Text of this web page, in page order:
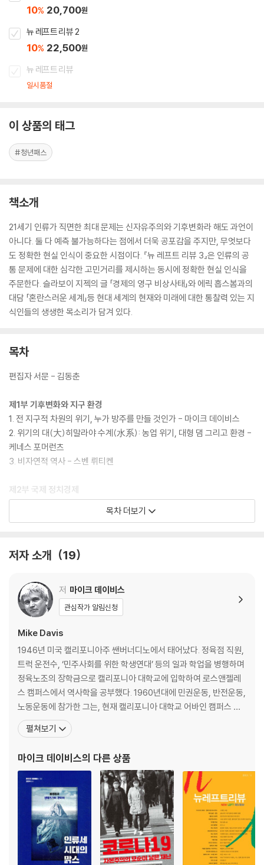
10% 20,700원
뉴 레프트 리뷰 2
10% 22,500원
뉴 레프트 리뷰
일시품절
이 상품의 태그
#청년패스
책소개
21세기 인류가 직면한 최대 문제는 신자유주의와 기후변화라 해도 과언이
아니다. 둘 다 예측 불가능하다는 점에서 더욱 공포감을 주지만, 무엇보다
도 정확한 현실 인식이 중요한 시점이다. 『뉴 레프트 리뷰 3』은 인류의 공
통 문제에 대한 심각한 고민거리를 제시하는 동시에 정확한 현실 인식을
주문한다. 슬라보이 지젝의 글 「경제의 영구 비상사태」와 에릭 홉스봄과의
대담 「혼란스러운 세계」등 현대 세계의 현재와 미래에 대한 통찰력 있는 지
식인들의 생생한 목소리가 담겨 있다.
목차
편집자 서문 - 김동춘
제1부 기후변화와 지구 환경
1. 전 지구적 차원의 위기, 누가 방주를 만들 것인가 - 마이크 데이비스
2. 위기의 대(大)히말라야 수계(水系): 농업 위기, 대형 댐 그리고 환경 -
케네스 포머런츠
3. 비자연적 역사 - 스벤 뤼티켄
제2부 국제 정치경제
4. 사막의 모래언덕은 끊임없이 움직인다 - 수전 왓킨스
5. 오바마의 (중동) 전쟁: 새로운 월스트리트 시스템의 결과 - 타리크 알리
8. 경제의 영구 비상사태 - 슬라보이 지젝
제3부 이론과 사상
9. 법 대(對) 정치 - 에마뉘엘 테레
10. 서양 민족주의와 동양 민족주의: 중요한 차이가 있을까 - 베네딕트 앤
더슨
11. 서구 신좌파의 역사 - 스튜어트 홀
제4부 대담
12. 혼란스러운 세계: 에릭 홉스봄과의 대담 - 에릭 홉스봄
13. 세계경제는 어디로 가는가: 미셸 아글리에타, 로랑 베레비의 [세계 자
출전
지은이 소개
옮긴이 소개
목차 더보기
저자 소개 19
저 마이크 데이비스
관심작가 알림신청
Mike Davis
1946년 미국 캘리포니아주 쌘버너디노에서 태어났다. 정육점 직원,
트럭 운전수, ‘민주사회를 위한 학생연대’ 등의 일과 학업을 병행하며
정육노조의 장학금으로 캘리포니아 대학교에 입학하여 로스앤젤레
스 캠퍼스에서 역사학을 공부했다. 1960년대에 민권운동, 반전운동,
노동운동에 참가한 그는, 현재 캘리포니아 대학교 어바인 캠퍼스 역
사학 교수로 재직 중이며, 강의를 하면서 노동운동에서 계속 활동했
다. 또한 1998년 맥아더펠로우십(MacArthur Fellowship)을 수상
(New Left Review)』편집
펼쳐보기
마이크 데이비스의 다른 상품